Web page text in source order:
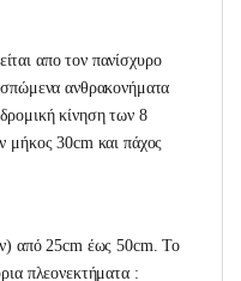
απο τον πανίσχυρο
ανθρακονήματα
κίνηση των 8
μήκος 30cm και πάχος
από 25cm έως 50cm. Το
πλεονεκτήματα :